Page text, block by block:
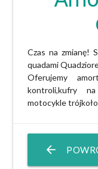
Czas na zmianę!
quadami
Oferujemy
kontroli,kufry na
motocykle
arrow_back